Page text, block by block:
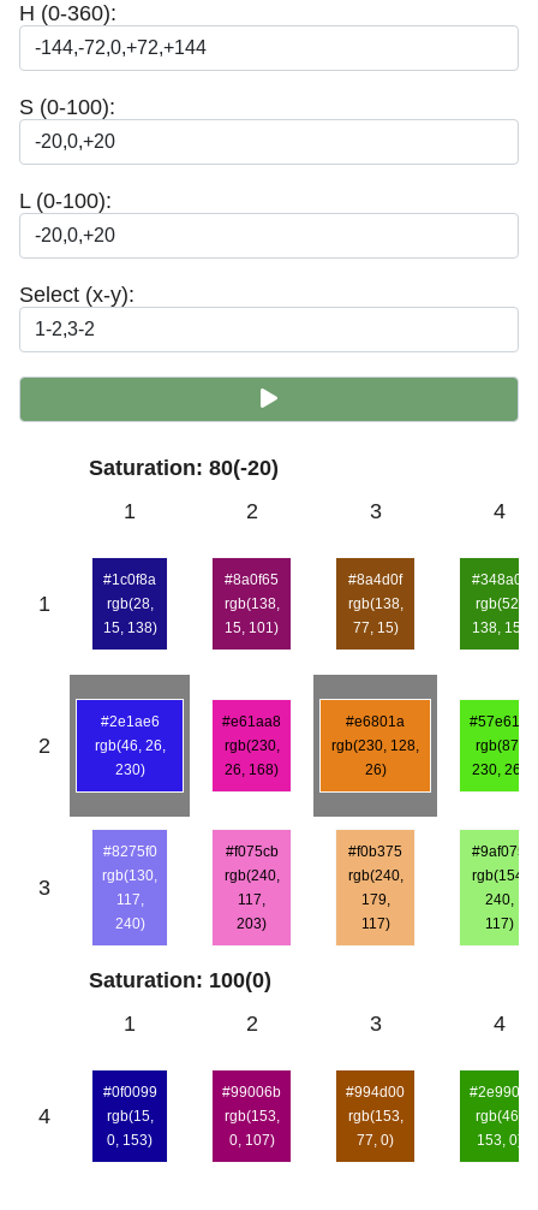
H (0-360):
S (0-100):
L (0-100):
Select (x-y):
Saturation: 80(-20)
1
2 3 4
1
#1c0f8a
rgb(28,
15, 138)
#8a0f65
rgb(138,
15, 101)
#8a4d0f
rgb(138,
77, 15)
#348a0f
rgb(52,
138, 15)
2
#2e1ae6
rgb(46, 26,
230)
#e61aa8
rgb(230,
26, 168)
#e6801a
rgb(230, 128,
26)
#57e61a
rgb(87,
230, 26)
3
#8275f0
rgb(130,
117,
240)
#f075cb
rgb(240,
117,
203)
#f0b375
rgb(240,
179,
117)
#9af075
rgb(154,
240,
117)
Saturation: 100(0)
1
2 3 4
4
#0f0099
rgb(15,
0, 153)
#99006b
rgb(153,
0, 107)
#994d00
rgb(153,
77, 0)
#2e9900
rgb(46,
153, 0)